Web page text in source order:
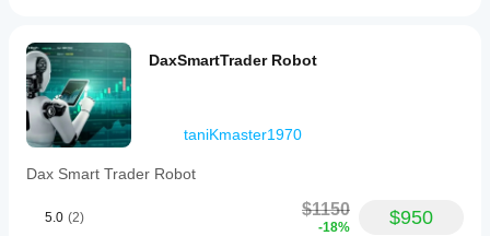
DaxSmartTrader Robot
taniKmaster1970
Dax Smart Trader Robot
5.0 (2) $1150
-18% $950